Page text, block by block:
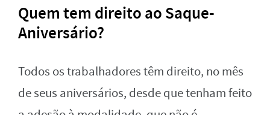
Quem tem direito ao Saque-
Aniversário?
Todos os trabalhadores têm direito, no mês
de seus aniversários, desde que tenham feito